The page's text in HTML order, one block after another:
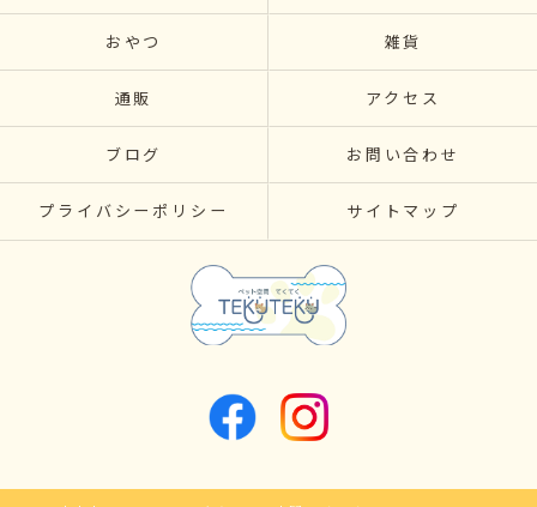
おやつ 雑貨
通販 アクセス
ブログ お問い合わせ
プライバシーポリシー サイトマップ